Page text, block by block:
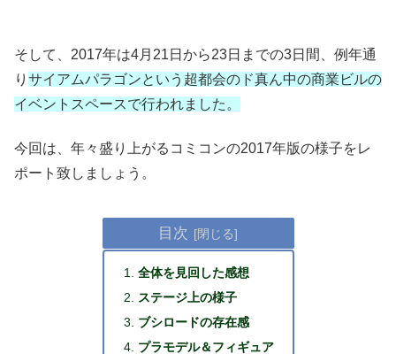
そして、2017年は4月21日から23日までの3日間、例年通
り サイアムパラゴンという超都会のド真ん中の商業ビルの
イベントスペースで行われました。
今回は、年々盛り上がるコミコンの2017年版の様子をレ
ポート致しましょう。
目次
全体を見回した感想
ステージ上の様子
ブシロードの存在感
プラモデル＆フィギュア